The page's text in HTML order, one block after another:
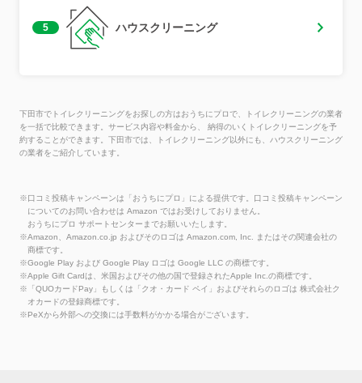
5 ハウスクリーニング
下田市でトイレクリーニングをお探しの方はおうちにプロで、トイレクリーニングの業者
を一括で比較できます。サービス内容や料金から、 納得のいくトイレクリーニングを予
約することができます。下田市では、トイレクリーニング以外にも、ハウスクリーニング
の業者をご紹介しています。
※口コミ投稿キャンペーンは「おうちにプロ」による提供です。口コミ投稿キャンペーン
についてのお問い合わせは Amazon ではお受けしておりません。
おうちにプロ サポートセンターまでお願いいたします。
※Amazon、Amazon.co.jp およびそのロゴは Amazon.com, Inc. またはその関連会社の
商標です。
※Google Play および Google Play ロゴは Google LLC の商標です。
※Apple Gift Cardは、米国およびその他の国で登録されたApple Inc.の商標です。
※「QUOカードPay」もしくは「クオ・カード ペイ」およびそれらのロゴは 株式会社ク
オカードの登録商標です。
※PeXから外部への交換には手数料がかかる場合がございます。